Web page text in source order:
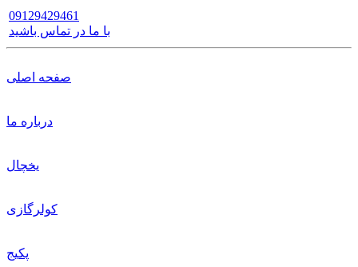
09129429461
با ما در تماس باشید
صفحه اصلی
درباره ما
یخچال
کولرگازی
پکیج